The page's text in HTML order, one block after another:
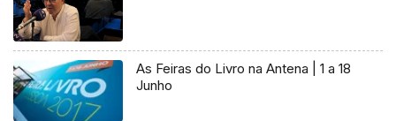
As Feiras do Livro na Antena | 1 a 18
Junho